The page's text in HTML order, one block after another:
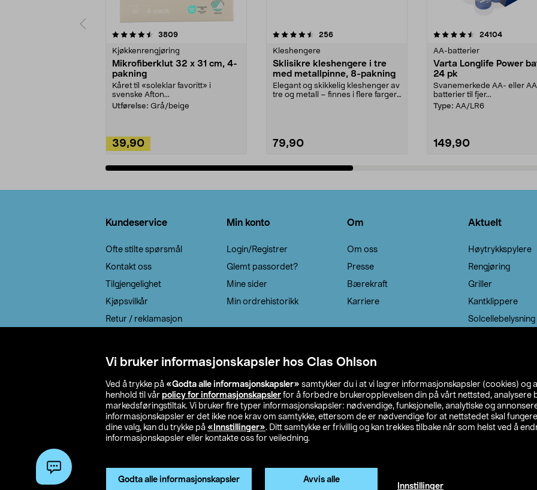
Vi bruker informasjonskapsler hos Clas Ohlson
Ved å trykke på «Godta alle informasjonskapsler» samtykker du i at vi lagrer informasjonskapsler (cookies) og
henhold til vår policy for informasjonskapsler for å forbedre brukeropplevelsen din på vårt nettsted, analysere
markedsføringstiltak. Vi bruker fire typer informasjonskapsler: nødvendige, funksjonelle, analytiske og
informasjonskapsler er det ikke noe krav om samtykke, ettersom de er nødvendige for at nettstedet skal
dine valg, kan du trykke på «Innstillinger». Ditt samtykke er frivillig og kan trekkes tilbake når som helst ved å
informasjonskapsler eller kontakte oss for veiledning.
Godta alle informasjonskapsler Avvis alle
Innstillinger
3809anmeldelser
Kjøkkenrengjøring
Mikrofiberklut 32 x 31 cm, 4-
pakning
Kåret til «soleklar favoritt» i
svenske Afton...
Utførelse: Grå/beige
39,90
4.5av 5 stjerner 256anmeldelser
Kleshengere
Sklisikre kleshengere i tre
med metallpinne, 8-pakning
Elegant og skikkelig kleshenger av
tre og metall – finnes i flere farger.
79,90
4.5av 5 stjerner 24104
AA-batterier
Varta Longlife Power
24 pk
Svanemerkede AA- eller
batterier til fjer...
Type: AA/LR6
149,90
4.5av 5 stjerner
Kundeservice
Ofte stilte spørsmål
Kontakt oss
Tilgjengelighet
Kjøpsvilkår
Retur / reklamasjon
Min konto
Login/Registrer
Glemt passordet?
Mine sider
Min ordrehistorikk
Om
Om oss
Presse
Bærekraft
Karriere
Aktuelt
Høytrykkspylere
Rengjøring
Griller
Kantklippere
Solcellebelysning